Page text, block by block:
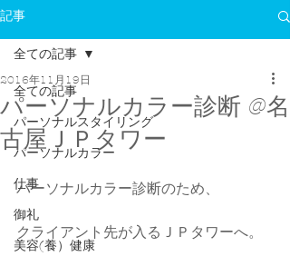
記事
全ての記事
パーソナルスタイリング
パーソナルカラー
仕事
御礼
美容(養）健康
全ての記事
パーソナルカラー診断 @名
古屋ＪＰタワー
2016年11月19日
パーソナルカラー診断のため、
クライアント先が入るＪＰタワーへ。